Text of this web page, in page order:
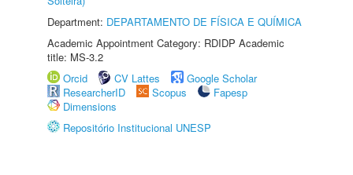
Department: DEPARTAMENTO DE FÍSICA E QUÍMICA
Academic Appointment Category: RDIDP Academic
title: MS-3.2
Orcid
CV Lattes
Google Scholar
ResearcherID
Scopus
Fapesp
Dimensions
Repositório Institucional UNESP